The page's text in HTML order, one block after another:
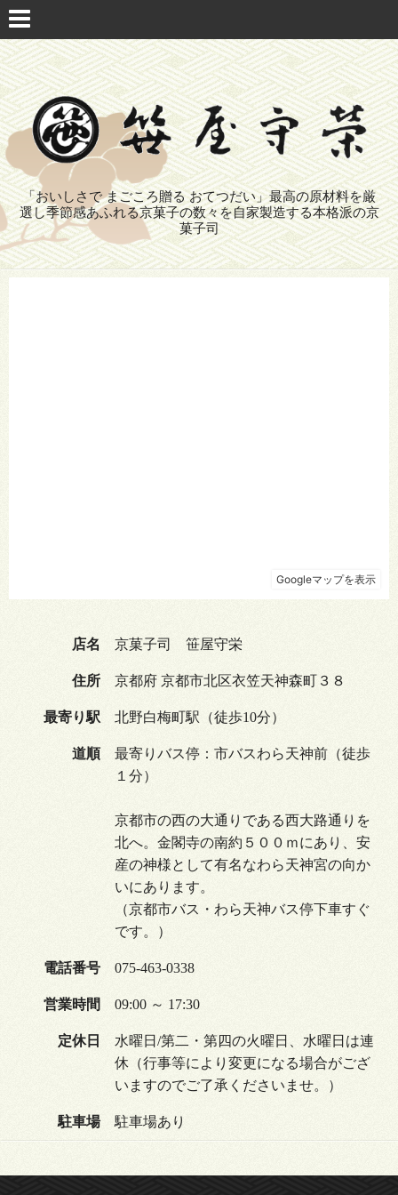
「おいしさで まごころ贈る おてつだい」最高の原材料を厳
選し季節感あふれる京菓子の数々を自家製造する本格派の京
菓子司
店名 京菓子司 笹屋守栄
住所 京都府 京都市北区衣笠天神森町３８
最寄り駅 北野白梅町駅（徒歩10分）
道順
最寄りバス停：市バスわら天神前（徒歩
１分）
京都市の西の大通りである西大路通りを
北へ。金閣寺の南約５００ｍにあり、安
産の神様として有名なわら天神宮の向か
いにあります。
（京都市バス・わら天神バス停下車すぐ
です。）
電話番号 075-463-0338
営業時間 09:00 ～ 17:30
定休日
水曜日/第二・第四の火曜日、水曜日は連
休（行事等により変更になる場合がござ
いますのでご了承くださいませ。）
駐車場 駐車場あり